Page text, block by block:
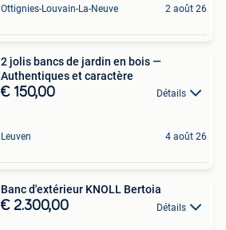
Ottignies-Louvain-La-Neuve 2 août 26
2 jolis bancs de jardin en bois —
Authentiques et caractère
€ 150,00 Détails
Leuven 4 août 26
Banc d'extérieur KNOLL Bertoia
€ 2.300,00 Détails